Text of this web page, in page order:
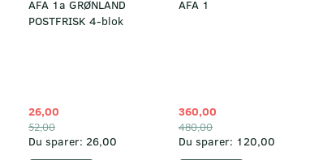
AFA 1a GRØNLAND
POSTFRISK 4-blok
26,00
52,00
Du sparer: 26,00
AFA 1
360,00
480,00
Du sparer: 120,00